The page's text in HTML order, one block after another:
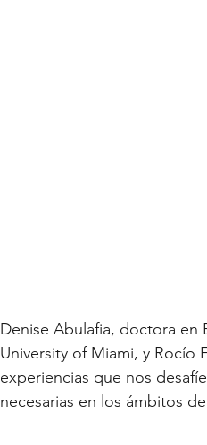
Denise Abulafia, doctora en
University of Miami, y Rocío
experiencias que nos
necesarias en los ámbitos